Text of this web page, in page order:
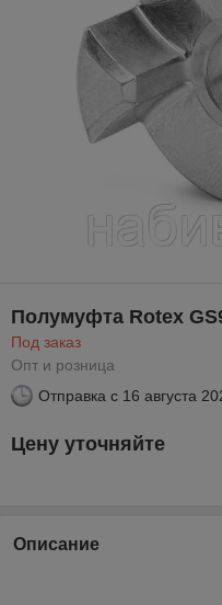
Полумуфта Rotex
Под заказ
Опт и розница
Отправка с 16 августа
Цену уточняйте
Описание